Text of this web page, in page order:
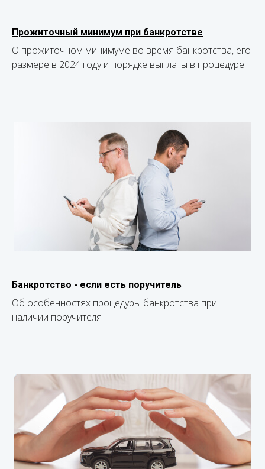
Прожиточный минимум при банкротстве
О прожиточном минимуме во время банкротства, его
размере в 2024 году и порядке выплаты в процедуре
Банкротство - если есть поручитель
Об особенностях процедуры банкротства при
наличии поручителя